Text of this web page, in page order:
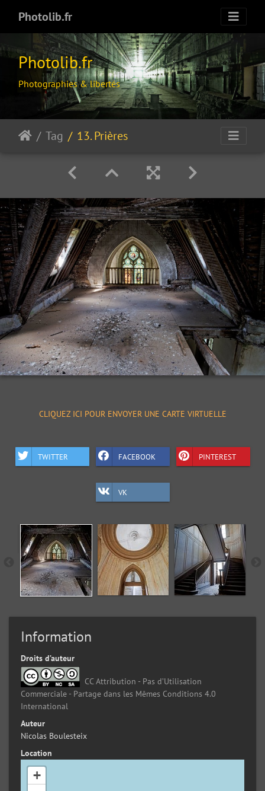
Photolib.fr
Photolib.fr
Photographies & libertés
Tag 13. Prières
CLIQUEZ ICI POUR ENVOYER UNE CARTE VIRTUELLE
TWITTER FACEBOOK PINTEREST
VK
Information
Droits d’auteur
CC Attribution - Pas d’Utilisation
Commerciale - Partage dans les Mêmes Conditions 4.0
International
Auteur
Nicolas Boulesteix
Location
+